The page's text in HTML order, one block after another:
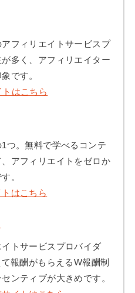
フィリエイトサービスプ
多く、アフィリエイター
です。
はこちら
つ。無料で学べるコンテ
アフィリエイトをゼロか
。
はこちら
トサービスプロバイダ
報酬がもらえるW報酬制
ンティブが大きめです。